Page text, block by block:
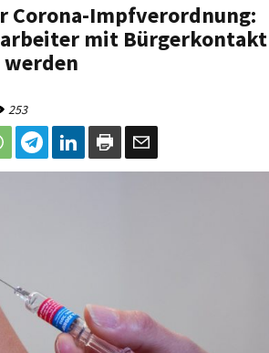
Corona-Impfverordnung:
mit Bürgerkontakt
253